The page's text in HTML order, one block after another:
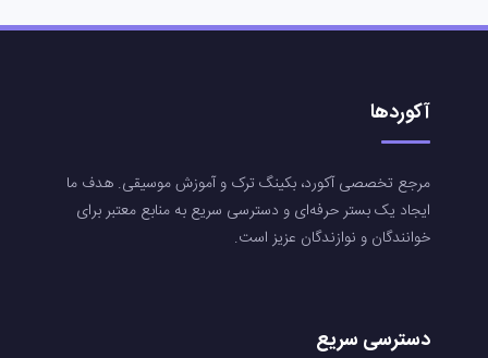
آکوردها
مرجع تخصصی آکورد، بکینگ ترک و آموزش موسیقی. هدف ما
ایجاد یک بستر حرفه‌ای و دسترسی سریع به منابع معتبر برای
خوانندگان و نوازندگان عزیز است.
دسترسی سریع